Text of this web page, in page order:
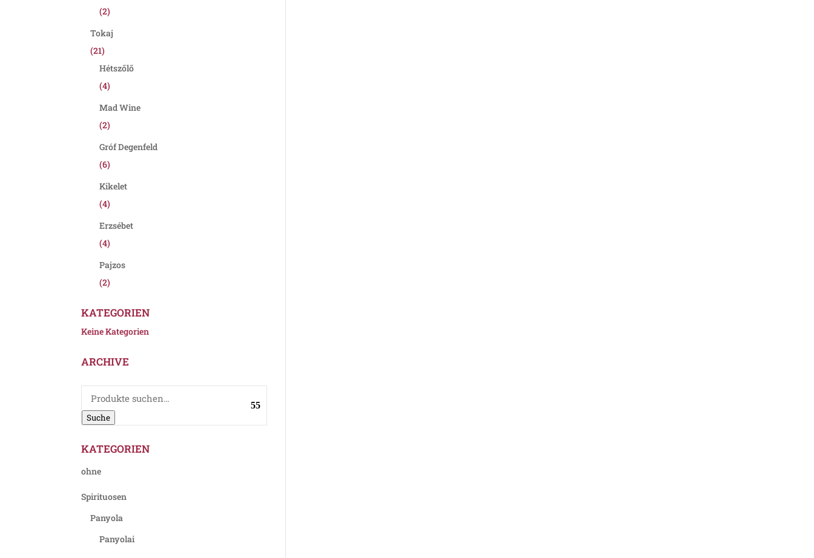
(2)
Tokaj
(21)
Hétszőlő
(4)
Mad Wine
(2)
Gróf Degenfeld
(6)
Kikelet
(4)
Erzsébet
(4)
Pajzos
(2)
KATEGORIEN
Keine Kategorien
ARCHIVE
Suche
nach:
Suche
KATEGORIEN
ohne
Spirituosen
Panyola
Panyolai